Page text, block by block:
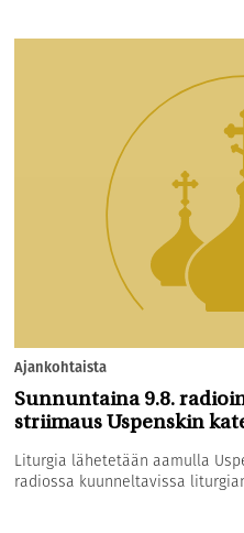
Ajankohtaista
Sunnuntaina 9.8.
striimaus Uspenskin
Liturgia lähetetään aamulla
radiossa kuunneltavissa